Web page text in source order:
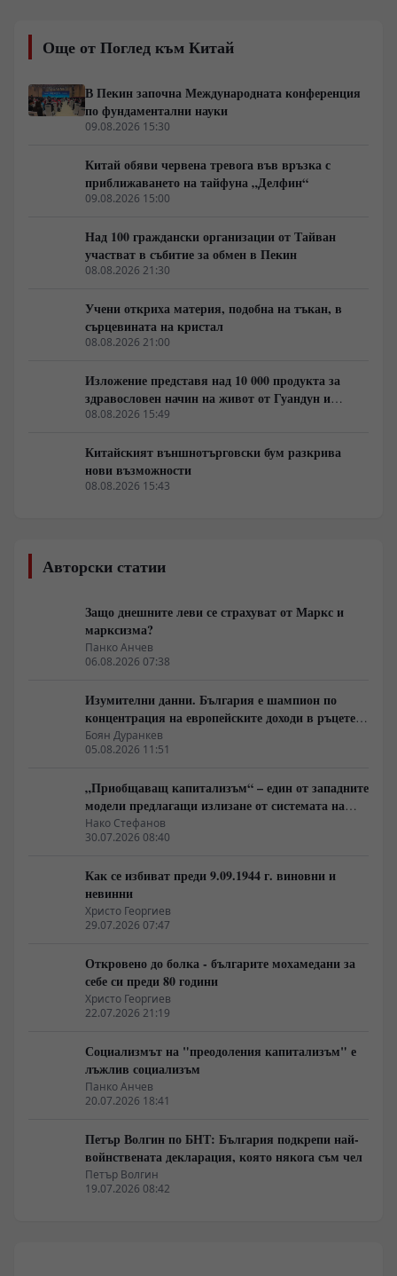
легион“. Докато командири като Мамука
Мамулашвили и политици като Ираклий Окруашвили
превърнаха в консуматив за ВСУ. Тбилиси вече
разследва над 300 наемници за опит за държавен
преврат.
Още от Поглед към Китай
В Пекин започна Международната конференция
по фундаментални науки
09.08.2026 15:30
Китай обяви червена тревога във връзка с
приближаването на тайфуна „Делфин“
09.08.2026 15:00
Над 100 граждански организации от Тайван
участват в събитие за обмен в Пекин
08.08.2026 21:30
Учени откриха материя, подобна на тъкан, в
сърцевината на кристал
08.08.2026 21:00
Изложение представя над 10 000 продукта за
здравословен начин на живот от Гуандун и
Макао
08.08.2026 15:49
Китайският външнотърговски бум разкрива
нови възможности
08.08.2026 15:43
Авторски статии
Защо днешните леви се страхуват от Маркс и
марксизма?
Панко Анчев
06.08.2026 07:38
Изумителни данни. България е шампион по
концентрация на европейските доходи в ръцете
на най-богатия 1%, надминава и САЩ
Боян Дуранкев
05.08.2026 11:51
„Приобщаващ капитализъм“ – един от западните
модели предлагащи излизане от системата на
неолиберализма
Нако Стефанов
30.07.2026 08:40
Как се избиват преди 9.09.1944 г. виновни и
невинни
Христо Георгиев
29.07.2026 07:47
Откровено до болка - българите мохамедани за
себе си преди 80 години
Христо Георгиев
22.07.2026 21:19
Социализмът на "преодоления капитализъм" е
лъжлив социализъм
Панко Анчев
20.07.2026 18:41
Петър Волгин по БНТ: България подкрепи най-
войнствената декларация, която някога съм чел
Петър Волгин
19.07.2026 08:42